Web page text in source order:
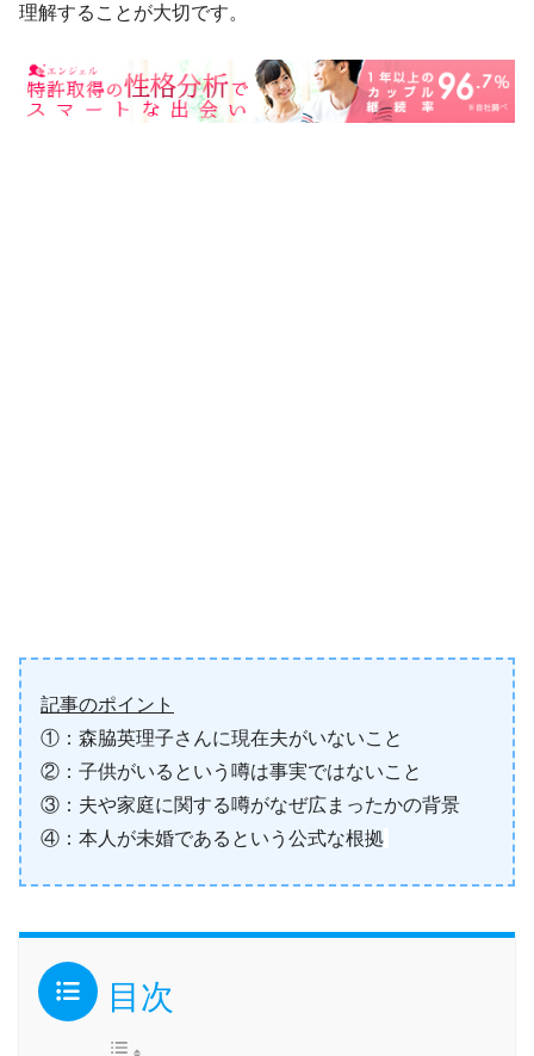
理解することが大切です。
記事のポイント
①：森脇英理子さんに現在夫がいないこと
②：子供がいるという噂は事実ではないこと
③：夫や家庭に関する噂がなぜ広まったかの背景
④：本人が未婚であるという公式な根拠
目次